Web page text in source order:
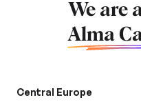
We are
Alma
Central Europe